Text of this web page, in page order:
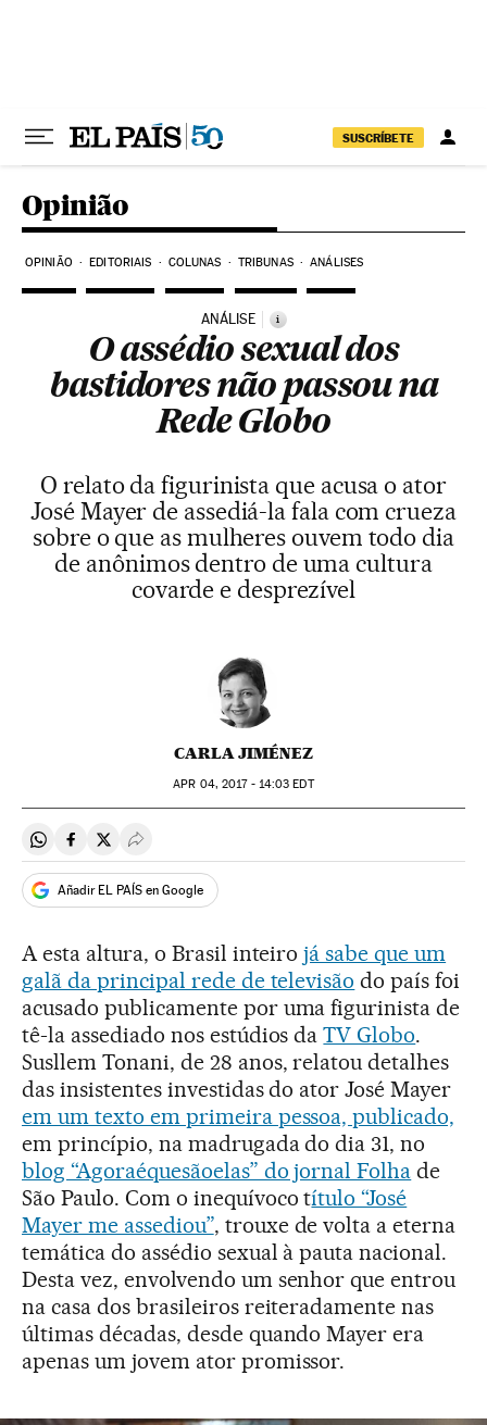
SUSCRÍBETE
Opinião
OPINIÃO EDITORIAIS COLUNAS TRIBUNAS ANÁLISES
ANÁLISE i
O assédio sexual dos
bastidores não passou na
Rede Globo
O relato da figurinista que acusa o ator
José Mayer de assediá-la fala com crueza
sobre o que as mulheres ouvem todo dia
de anônimos dentro de uma cultura
covarde e desprezível
CARLA JIMÉNEZ
APR 04, 2017 - 14:03 EDT
Compartir en Whatsapp
Compartir en Facebook
Compartir en Twitter
Desplegar Redes Sociales
Añadir EL PAÍS en Google
A esta altura, o Brasil inteirojá sabe que um
galã da principal rede de televisão do país foi
acusado publicamente por uma figurinista de
tê-la assediado nos estúdios daTV Globo.
Susllem Tonani, de 28 anos, relatou detalhes
das insistentes investidas do ator José Mayer
em um texto em primeira pessoa, publicado,
em princípio, na madrugada do dia 31, no
blog “Agoraéquesãoelas” do jornal Folha de
São Paulo. Com o inequívoco título “José
Mayer me assediou”, trouxe de volta a eterna
temática do assédio sexual à pauta nacional.
Desta vez, envolvendo um senhor que entrou
na casa dos brasileiros reiteradamente nas
últimas décadas, desde quando Mayer era
apenas um jovem ator promissor.